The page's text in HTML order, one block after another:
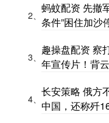
2、
蚂蚊配资 先撤
条件”困住加沙
3、
趣操盘配资 察
年宣传片！背
4、
长安策略 俄方
中国，还称歼